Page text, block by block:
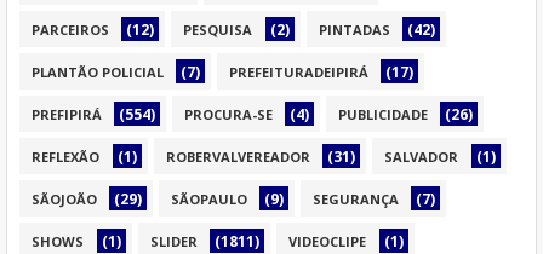
PARCEIROS (12) PESQUISA (2) PINTADAS (42)
PLANTÃO POLICIAL (7) PREFEITURADEIPIRÁ (17)
PREFIPIRÁ (554) PROCURA-SE (4) PUBLICIDADE (26)
REFLEXÃO (1) ROBERVALVEREADOR (31) SALVADOR (1)
SÃOJOÃO (29) SÃOPAULO (9) SEGURANÇA (7)
SHOWS (1) SLIDER (1811) VIDEOCLIPE (1)